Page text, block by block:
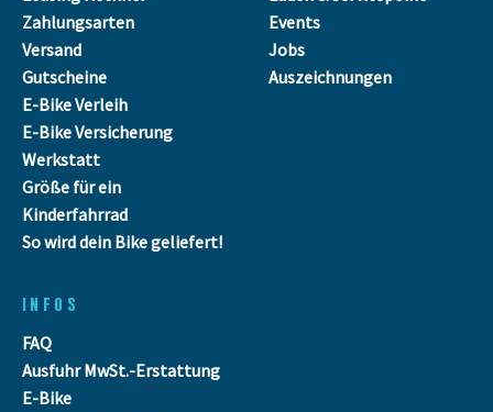
Zahlungsarten
Versand
Gutscheine
E-Bike Verleih
E-Bike Versicherung
Werkstatt
Größe für ein
Kinderfahrrad
So wird dein Bike geliefert!
Events
Jobs
Auszeichnungen
INFOS
FAQ
Ausfuhr MwSt.-Erstattung
E-Bike